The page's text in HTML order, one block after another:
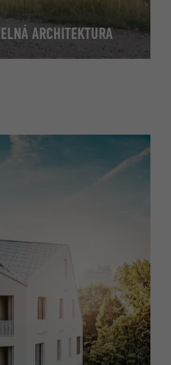
ARCHITEKTURA